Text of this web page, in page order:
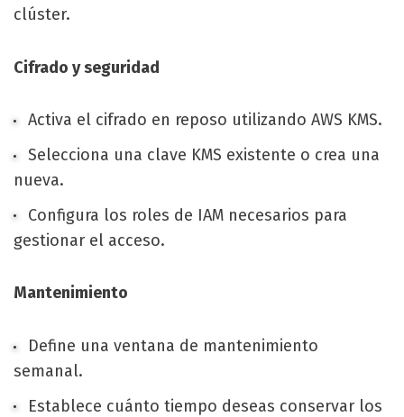
clúster.
Cifrado y seguridad
Activa el cifrado en reposo utilizando AWS KMS.
Selecciona una clave KMS existente o crea una
nueva.
Configura los roles de IAM necesarios para
gestionar el acceso.
Mantenimiento
Define una ventana de mantenimiento
semanal.
Establece cuánto tiempo deseas conservar los